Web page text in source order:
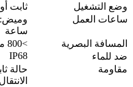
وضع التشغيل
ثابت أو
ساعات العمل
ساعة
المسافة البصرية
>800 متر
ضد للماء
IP68
مقاومة